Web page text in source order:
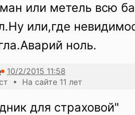
или метель всю
или,где
ноль.
• На сайте 11 лет
для страховой"